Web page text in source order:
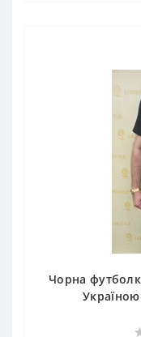
Чорна
Україною